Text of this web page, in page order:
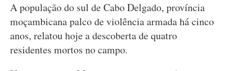
A população do sul de Cabo Delgado, província
moçambicana palco de violência armada há cinco
anos, relatou hoje a descoberta de quatro
residentes mortos no campo.